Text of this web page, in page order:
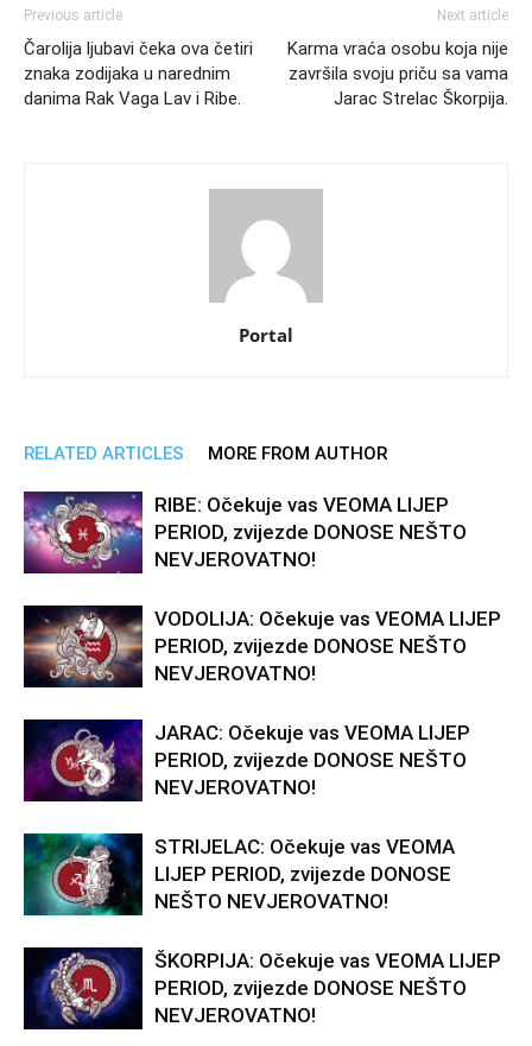
Previous article
Čarolija ljubavi čeka ova četiri
znaka zodijaka u narednim
danima Rak Vaga Lav i Ribe.
Next article
Karma vraća osobu koja nije
završila svoju priču sa vama
Jarac Strelac Škorpija.
Portal
RELATED ARTICLES MORE FROM AUTHOR
RIBE: Očekuje vas VEOMA LIJEP
PERIOD, zvijezde DONOSE NEŠTO
NEVJEROVATNO!
VODOLIJA: Očekuje vas VEOMA LIJEP
PERIOD, zvijezde DONOSE NEŠTO
NEVJEROVATNO!
JARAC: Očekuje vas VEOMA LIJEP
PERIOD, zvijezde DONOSE NEŠTO
NEVJEROVATNO!
STRIJELAC: Očekuje vas VEOMA
LIJEP PERIOD, zvijezde DONOSE
NEŠTO NEVJEROVATNO!
ŠKORPIJA: Očekuje vas VEOMA LIJEP
PERIOD, zvijezde DONOSE NEŠTO
NEVJEROVATNO!